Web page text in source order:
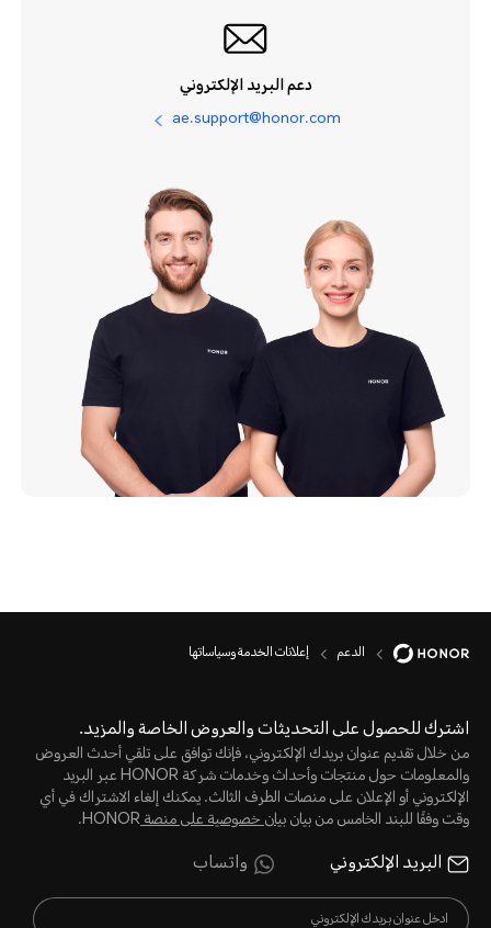
دعم البريد الإلكتروني
ae.support@honor.com
الدعم إعلانات الخدمة وسياساتها
اشترك للحصول على التحديثات والعروض الخاصة والمزيد.
من خلال تقديم عنوان بريدك الإلكتروني، فإنك توافق على تلقي أحدث العروض
والمعلومات حول منتجات وأحداث وخدمات شركة HONOR عبر البريد
الإلكتروني أو الإعلان على منصات الطرف الثالث. يمكنك إلغاء الاشتراك في أي
وقت وفقًا للبند الخامس من بيانبيان خصوصية على منصةHONOR.
البريد الإلكتروني واتساب